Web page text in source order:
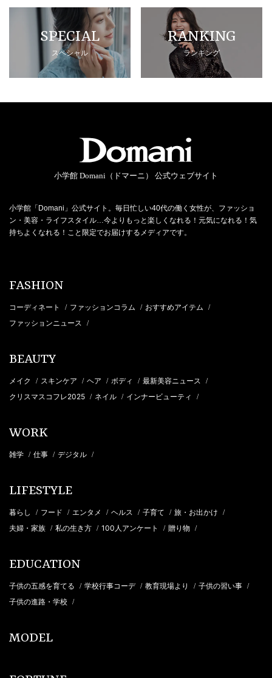
SPECIAL
スペシャル
RANKING
ランキング
小学館 Domani（ドマーニ） 公式ウェブサイト
小学館「Domani」公式サイト。毎日忙しい40代の働く女性が、ファッショ
ン・美容・ライフスタイル…今よりもっと楽しくなれる！元気になれる！気
持ちよくなれる！こと限定でお届けするメディアです。
FASHION
コーディネート / ファッションコラム / おすすめアイテム /
ファッションニュース /
BEAUTY
メイク / スキンケア / ヘア / ボディ / 最新美容ニュース /
クリスマスコフレ2025 / ネイル / インナービューティ /
WORK
雑学 / 仕事 / デジタル /
LIFESTYLE
暮らし / フード / エンタメ / ヘルス / 子育て / 旅・お出かけ /
夫婦・家族 / 私の生き方 / 100人アンケート / 贈り物 /
EDUCATION
子供の五感を育てる / 学校行事コーデ / 教育現場より / 子供の習い事 /
子供の進路・学校 /
MODEL